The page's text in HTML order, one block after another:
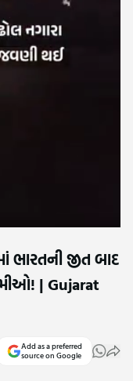
ભારતની જીત બાદ
| Gujarat
Add as a preferred
source on Google